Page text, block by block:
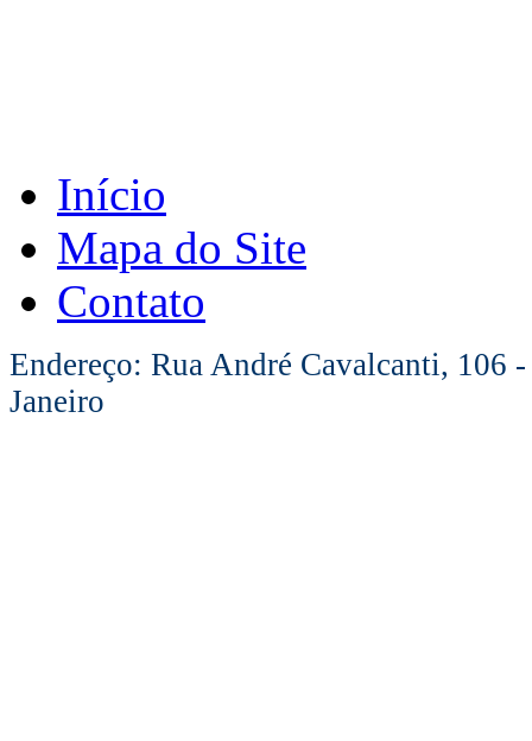
Início
Mapa do Site
Contato
Endereço: Rua André Cavalcanti, 106
Janeiro